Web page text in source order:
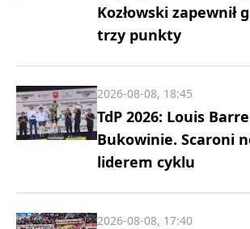
Kozłowski zapewnił
trzy punkty
TdP 2026: Louis
Bukowinie. Scaroni
liderem cyklu
2026-08-08, 18:45
2026-08-08, 17:40